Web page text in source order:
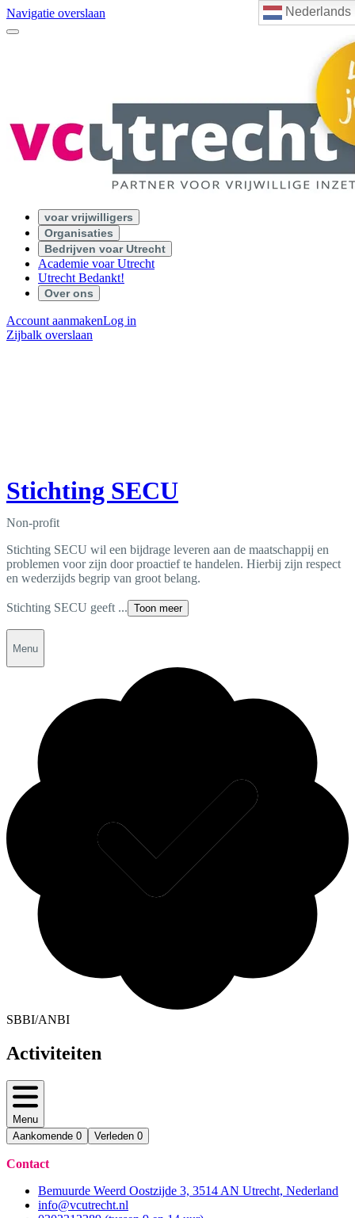
Nederlands
Navigatie overslaan
voar vrijwilligers
Organisaties
Bedrijven voar Utrecht
Academie voar Utrecht
Utrecht Bedankt!
Over ons
Account aanmakenLog in
Zijbalk overslaan
Stichting SECU
Non-profit
Stichting SECU wil een bijdrage leveren aan de maatschappij en
problemen voor zijn door proactief te handelen. Hierbij zijn respect
en wederzijds begrip van groot belang.
Stichting SECU geeft ... Toon meer
Menu
SBBI/ANBI
Activiteiten
Menu
Aankomende 0 Verleden 0
Contact
Bemuurde Weerd Oostzijde 3, 3514 AN Utrecht, Nederland
info@vcutrecht.nl